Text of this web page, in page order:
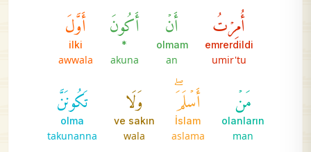
أُمِرۡتُ
emrerdildi
umir'tu
أَنۡ
olmam
an
أَكُونَ
*
akuna
أَوَّلَ
ilki
awwala
مَنۡ
olanların
man
أَسۡلَمَۖ
İslam
aslama
وَلَا
ve sakın
wala
تَكُونَنَّ
olma
takunanna